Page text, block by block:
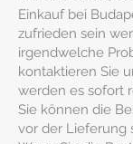
Einkauf bei
zufrieden sein
irgendwelche
kontaktieren Sie
werden es sofort
Sie können die
vor der Lieferung